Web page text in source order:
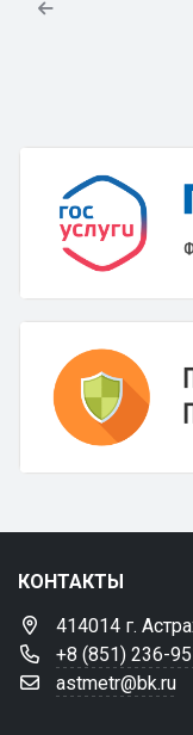
КОНТАКТЫ
414014 г.
+8 (851) 236-
astmetr@bk.ru